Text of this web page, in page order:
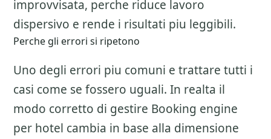
improvvisata, perche riduce lavoro
dispersivo e rende i risultati piu leggibili.
Perche gli errori si ripetono
Uno degli errori piu comuni e trattare tutti i
casi come se fossero uguali. In realta il
modo corretto di gestire Booking engine
per hotel cambia in base alla dimensione